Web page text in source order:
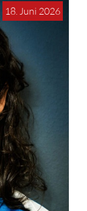
18. Juni 2026